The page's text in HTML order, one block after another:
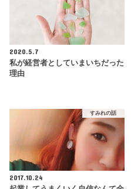
2020.5.7
私が経営者としていまいちだった
理由
すみれの話
2017.10.24